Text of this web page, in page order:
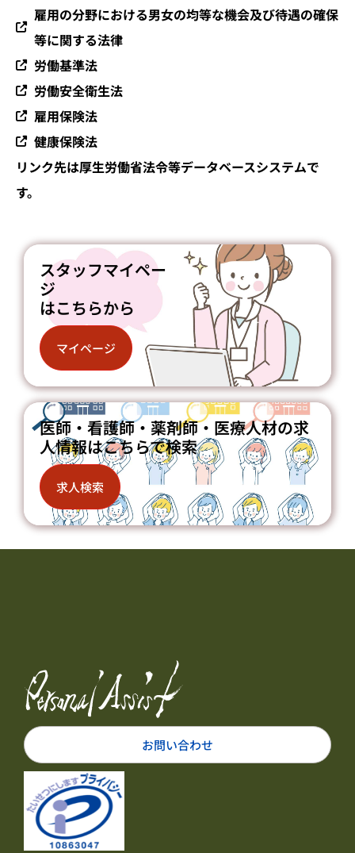
雇用の分野における男女の均等な機会及び待遇の確保
等に関する法律
労働基準法
労働安全衛生法
雇用保険法
健康保険法
リンク先は厚生労働省法令等データベースシステムで
す。
スタッフマイペー
ジ
はこちらから
マイページ
医師・看護師・薬剤師・医療人材の求
人情報はこちらで検索
求人検索
お問い合わせ